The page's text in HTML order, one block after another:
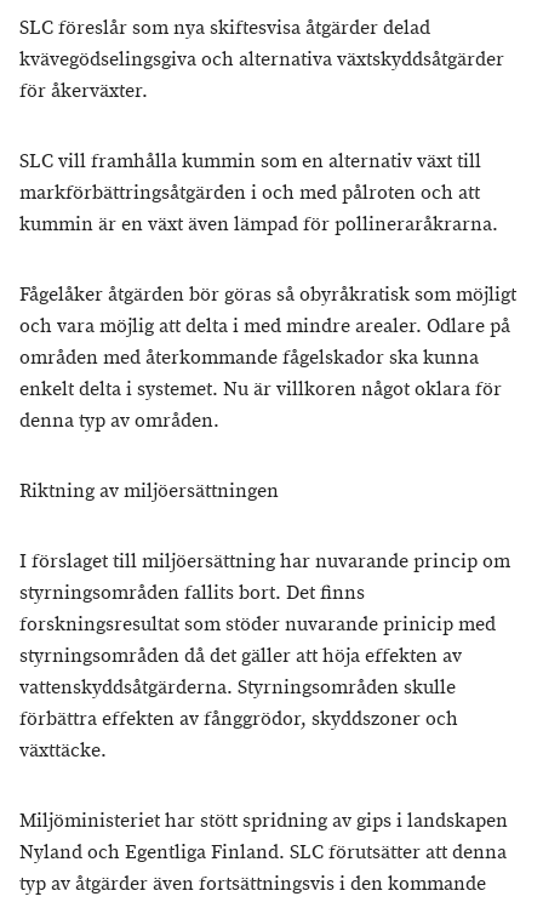
SLC föreslår som nya skiftesvisa åtgärder delad
kvävegödselingsgiva och alternativa växtskyddsåtgärder
för åkerväxter.
SLC vill framhålla kummin som en alternativ växt till
markförbättringsåtgärden i och med pålroten och att
kummin är en växt även lämpad för pollineraråkrarna.
Fågelåker åtgärden bör göras så obyråkratisk som möjligt
och vara möjlig att delta i med mindre arealer. Odlare på
områden med återkommande fågelskador ska kunna
enkelt delta i systemet. Nu är villkoren något oklara för
denna typ av områden.
Riktning av miljöersättningen
I förslaget till miljöersättning har nuvarande princip om
styrningsområden fallits bort. Det finns
forskningsresultat som stöder nuvarande prinicip med
styrningsområden då det gäller att höja effekten av
vattenskyddsåtgärderna. Styrningsområden skulle
förbättra effekten av fånggrödor, skyddszoner och
växttäcke.
Miljöministeriet har stött spridning av gips i landskapen
Nyland och Egentliga Finland. SLC förutsätter att denna
typ av åtgärder även fortsättningsvis i den kommande